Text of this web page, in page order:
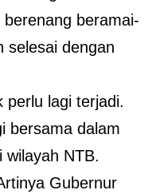
beramai-
selesai dengan
perlu lagi terjadi.
bersama dalam
NTB.
Gubernur